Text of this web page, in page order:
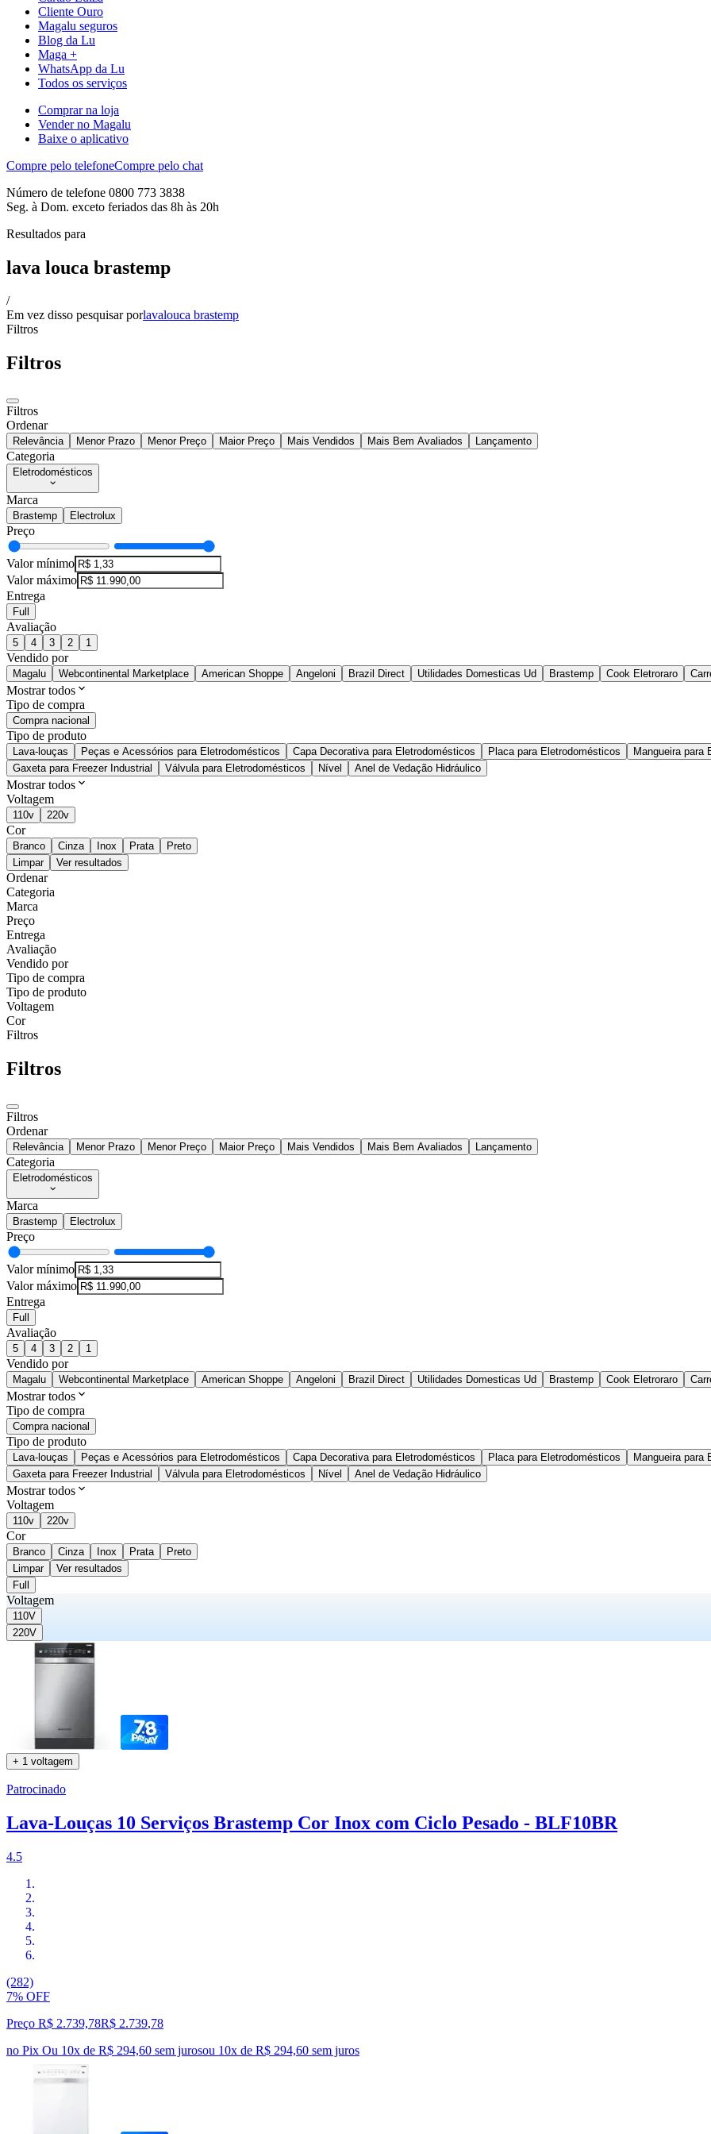
Cliente Ouro
Magalu seguros
Blog da Lu
Maga +
WhatsApp da Lu
Todos os serviços
Comprar na loja
Vender no Magalu
Baixe o aplicativo
Compre pelo telefoneCompre pelo chat
Número de telefone 0800 773 3838
Seg. à Dom. exceto feriados das 8h às 20h
Resultados para
lava louca brastemp
/
Em vez disso pesquisar porlavalouca brastemp
Filtros
Filtros
Filtros
Ordenar
Relevância Menor Prazo Menor Preço Maior Preço Mais Vendidos Mais Bem Avaliados Lançamento
Categoria
Eletrodomésticos
Marca
Brastemp Electrolux
Preço
Valor mínimo
Valor máximo
Entrega
Full
Avaliação
5 4 3 2 1
Vendido por
Magalu Webcontinental Marketplace American Shoppe Angeloni Brazil Direct Utilidades Domesticas Ud Brastemp Cook Eletroraro
Mostrar todos
Tipo de compra
Compra nacional
Tipo de produto
Lava-louças Peças e Acessórios para Eletrodomésticos Capa Decorativa para Eletrodomésticos Placa para Eletrodomésticos Mangueira para
Gaxeta para Freezer Industrial
Válvula para Eletrodomésticos Nível Anel de Vedação Hidráulico
Mostrar todos
Voltagem
110v 220v
Cor
Branco Cinza Inox Prata
Preto
Limpar
Ver resultados
Ordenar
Categoria
Marca
Preço
Entrega
Avaliação
Vendido por
Tipo de compra
Tipo de produto
Voltagem
Cor
Filtros
Filtros
Filtros
Ordenar
Relevância Menor Prazo Menor Preço Maior Preço Mais Vendidos Mais Bem Avaliados Lançamento
Categoria
Eletrodomésticos
Marca
Brastemp Electrolux
Preço
Valor mínimo
Valor máximo
Entrega
Full
Avaliação
5 4 3 2 1
Vendido por
Magalu Webcontinental Marketplace American Shoppe Angeloni Brazil Direct Utilidades Domesticas Ud Brastemp Cook Eletroraro
Mostrar todos
Tipo de compra
Compra nacional
Tipo de produto
Lava-louças Peças e Acessórios para Eletrodomésticos Capa Decorativa para Eletrodomésticos Placa para Eletrodomésticos Mangueira para
Gaxeta para Freezer Industrial
Válvula para Eletrodomésticos Nível Anel de Vedação Hidráulico
Mostrar todos
Voltagem
110v 220v
Cor
Branco Cinza Inox Prata
Preto
Limpar
Ver resultados
Full
Voltagem
110V
220V
+ 1 voltagem
Patrocinado
Lava-Louças 10 Serviços Brastemp Cor Inox com Ciclo Pesado - BLF10BR
4.5
(282)
7% OFF
Preço R$ 2.739,78R$ 2.739,78
no Pix Ou 10x de R$ 294,60 sem jurosou 10x de R$ 294,60 sem juros